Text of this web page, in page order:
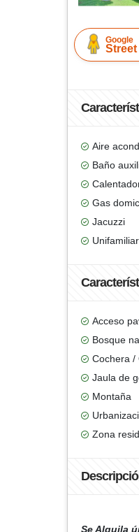
Google
Street
Aire
Baño
Gas
Jacuzzi
Unifamiliar
Acceso
Bosque
Cochera /
Jaula de
Montaña
Zona
Se Alquila